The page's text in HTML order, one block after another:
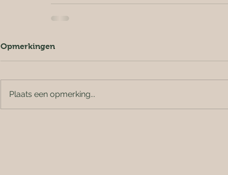
Opmerkingen
Plaats een opmerking...